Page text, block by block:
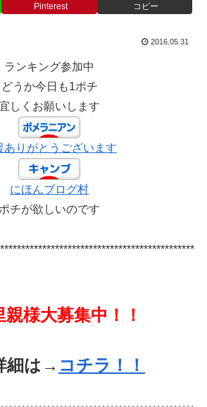
Pinterest コピー
2016.05.31
ランキング参加中
どうか今日も1ポチ
しくお願いします
ありがとうございます
にほんブログ村
ポチが欲しいのです
様大募集中！！
細は→ コチラ！！